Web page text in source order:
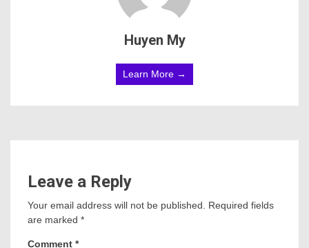
Huyen My
Learn More →
Leave a Reply
Your email address will not be published. Required fields
are marked *
Comment *